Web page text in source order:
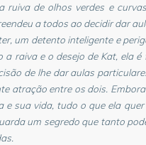
ruiva de olhos verdes e
a todos ao decidir dar
um detento inteligente e
a raiva e o desejo de Kat, ela
de lhe dar aulas
atração entre os dois.
sua vida, tudo o que ela
um segredo que tanto